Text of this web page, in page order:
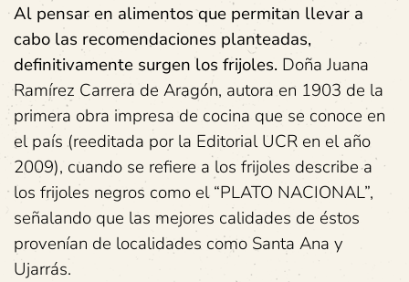
Al pensar en alimentos que permitan llevar a
cabo las recomendaciones planteadas,
definitivamente surgen los frijoles. Doña Juana
Ramírez Carrera de Aragón, autora en 1903 de la
primera obra impresa de cocina que se conoce en
el país (reeditada por la Editorial UCR en el año
2009), cuando se refiere a los frijoles describe a
los frijoles negros como el “PLATO NACIONAL”,
señalando que las mejores calidades de éstos
provenían de localidades como Santa Ana y
Ujarrás.